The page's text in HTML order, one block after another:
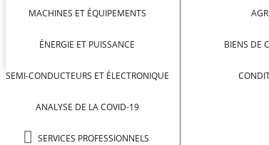
MACHINES ET ÉQUIPEMENTS
ÉNERGIE ET PUISSANCE
SEMI-CONDUCTEURS ET ÉLECTRONIQUE
ANALYSE DE LA COVID-19
SERVICES PROFESSIONNELS
BIENS DE